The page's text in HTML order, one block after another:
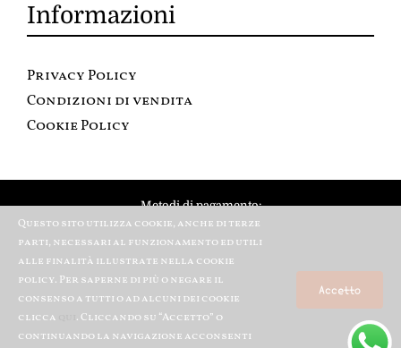
Informazioni
Privacy Policy
Condizioni di vendita
Cookie Policy
Metodi di pagamento:
Questo sito utilizza cookie, anche di terze
parti, necessari al funzionamento ed utili
alle finalità illustrate nella cookie
policy. Per saperne di più o negare il
consenso a tutti o ad alcuni dei cookie
clicca
. Cliccando su “Accetto” o
continuando la navigazione acconsenti
Accetto